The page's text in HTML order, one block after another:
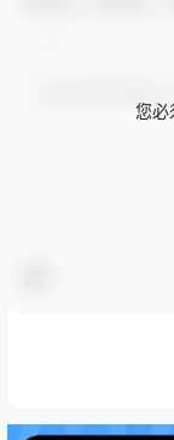
您必